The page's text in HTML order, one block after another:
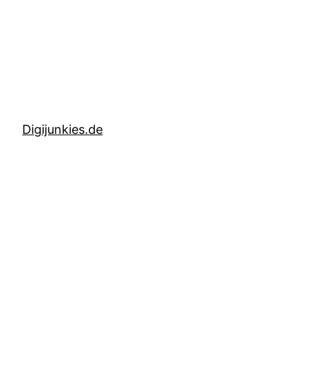
Digijunkies.de